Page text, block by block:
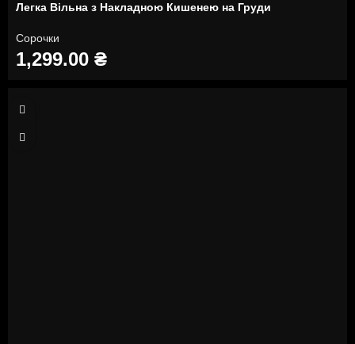
Легка Вільна з Накладною Кишенею на Груди
Сорочки
1,299.00 ₴
S